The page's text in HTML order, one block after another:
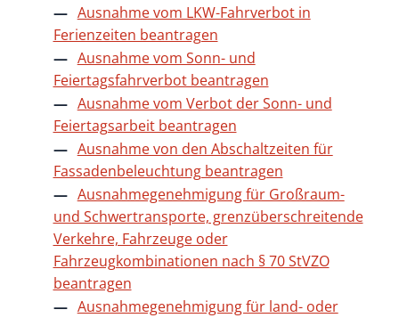
Ausnahme vom LKW-Fahrverbot in
Ferienzeiten beantragen
Ausnahme vom Sonn- und
Feiertagsfahrverbot beantragen
Ausnahme vom Verbot der Sonn- und
Feiertagsarbeit beantragen
Ausnahme von den Abschaltzeiten für
Fassadenbeleuchtung beantragen
Ausnahmegenehmigung für Großraum-
und Schwertransporte, grenzüberschreitende
Verkehre, Fahrzeuge oder
Fahrzeugkombinationen nach § 70 StVZO
beantragen
Ausnahmegenehmigung für land- oder